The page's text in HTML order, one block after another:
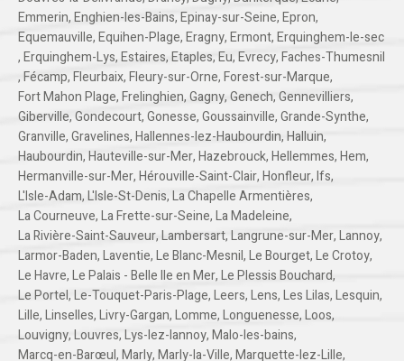
Emmerin,Enghien-les-Bains,Epinay-sur-Seine,Epron,
Equemauville,Equihen-Plage,Eragny,Ermont,Erquinghem-le-sec
,Erquinghem-Lys,Estaires,Etaples,Eu,Evrecy,Faches-Thumesnil
,Fécamp,Fleurbaix,Fleury-sur-Orne,Forest-sur-Marque,
Fort Mahon Plage,Frelinghien,Gagny,Genech,Gennevilliers,
Giberville,Gondecourt,Gonesse,Goussainville,Grande-Synthe,
Granville,Gravelines,Hallennes-lez-Haubourdin,Halluin,
Haubourdin,Hauteville-sur-Mer,Hazebrouck,Hellemmes,Hem,
Hermanville-sur-Mer,Hérouville-Saint-Clair,Honfleur,Ifs,
L'Isle-Adam,L'Isle-St-Denis,La Chapelle Armentières,
La Courneuve,La Frette-sur-Seine,La Madeleine,
La Rivière-Saint-Sauveur,Lambersart,Langrune-sur-Mer,Lannoy,
Larmor-Baden,Laventie,Le Blanc-Mesnil,Le Bourget,Le Crotoy,
Le Havre,Le Palais - Belle Ile en Mer,Le Plessis Bouchard,
Le Portel,Le-Touquet-Paris-Plage,Leers,Lens,Les Lilas,Lesquin,
Lille,Linselles,Livry-Gargan,Lomme,Longuenesse,Loos,
Louvigny,Louvres,Lys-lez-lannoy,Malo-les-bains,
Marcq-en-Barœul,Marly,Marly-la-Ville,Marquette-lez-Lille,